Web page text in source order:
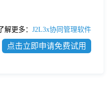
了解更多： J2L3x协同管理软件
点击立即申请免费试用